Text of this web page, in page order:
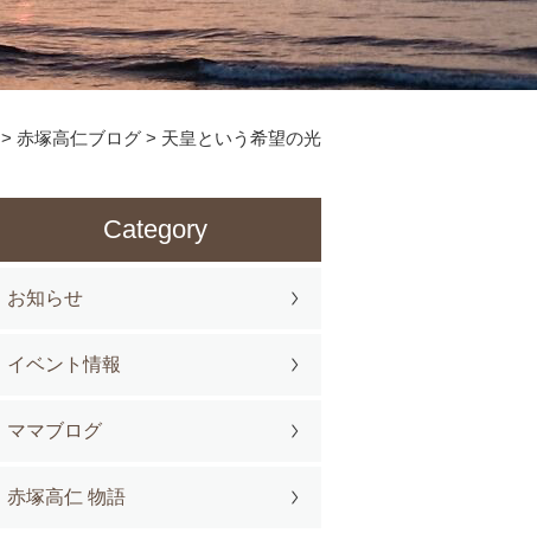
> 赤塚高仁ブログ > 天皇という希望の光
Category
お知らせ
イベント情報
ママブログ
赤塚高仁 物語